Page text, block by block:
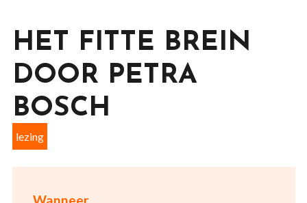
HET FITTE BREIN
DOOR PETRA
BOSCH
lezing